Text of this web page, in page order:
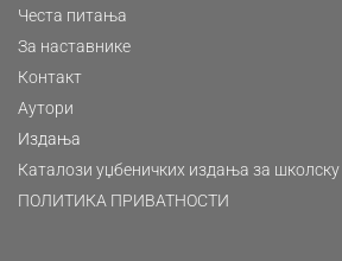
Честа питања
За наставнике
Контакт
Аутори
Издања
Каталози уџбеничких издања за
ПОЛИТИКА ПРИВАТНОСТИ